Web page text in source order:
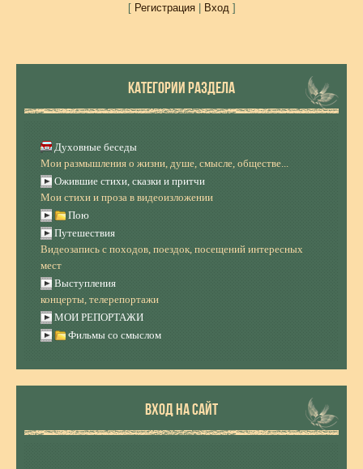
[ Регистрация| Вход]
КАТЕГОРИИ РАЗДЕЛА
Духовные беседы
Мои размышления о жизни, душе, смысле, обществе...
Ожившие стихи, сказки и притчи
Мои стихи и проза в видеоизложении
Пою
Путешествия
Видеозапись с походов, поездок, посещений интересных
мест
Выступления
концерты, телерепортажи
МОИ РЕПОРТАЖИ
Фильмы со смыслом
ВХОД НА САЙТ